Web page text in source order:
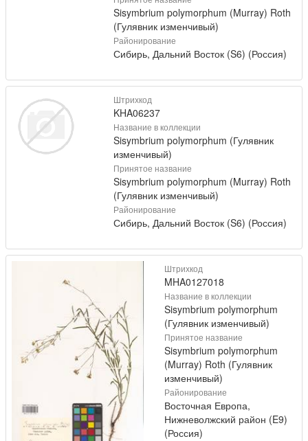
Sisymbrium polymorphum (Murray) Roth
(Гулявник изменчивый)
Районирование
Сибирь, Дальний Восток (S6) (Россия)
Штрихкод
KHA06237
Название в коллекции
Sisymbrium polymorphum (Гулявник
изменчивый)
Принятое название
Sisymbrium polymorphum (Murray) Roth
(Гулявник изменчивый)
Районирование
Сибирь, Дальний Восток (S6) (Россия)
Штрихкод
MHA0127018
Название в коллекции
Sisymbrium polymorphum
(Гулявник изменчивый)
Принятое название
Sisymbrium polymorphum
(Murray) Roth (Гулявник
изменчивый)
Районирование
Восточная Европа,
Нижневолжский район (E9)
(Россия)